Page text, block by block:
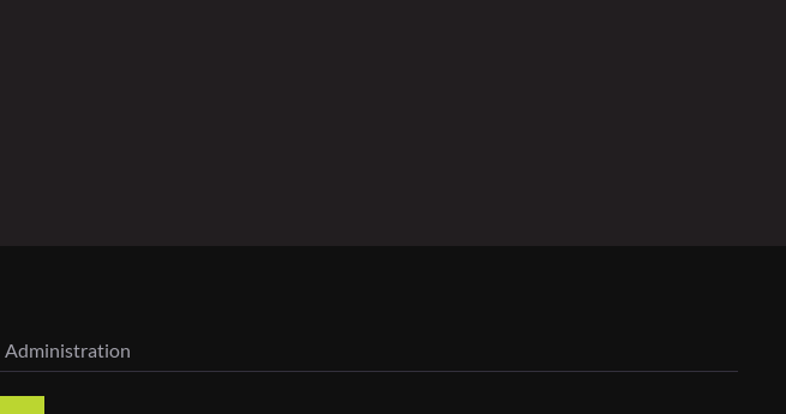
Administration